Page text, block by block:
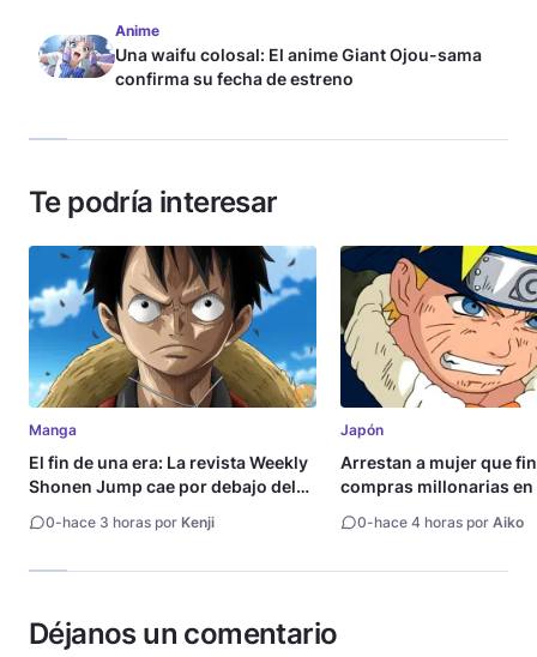
Anime
Una waifu colosal: El anime Giant Ojou-sama
confirma su fecha de estreno
Te podría interesar
Manga
El fin de una era: La revista Weekly
Shonen Jump cae por debajo del
0-hace 3 horas por Kenji
Japón
Arrestan a mujer que
compras millonarias en
0-hace 4 horas por Aiko
Déjanos un comentario